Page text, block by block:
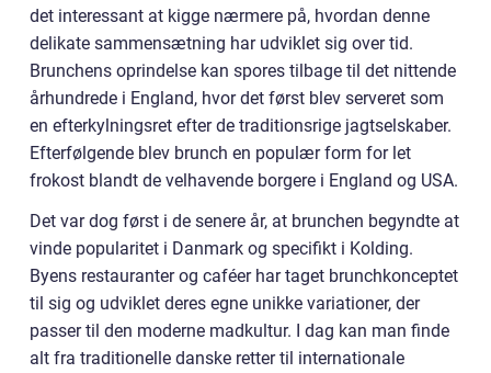
det interessant at kigge nærmere på, hvordan denne
delikate sammensætning har udviklet sig over tid.
Brunchens oprindelse kan spores tilbage til det nittende
århundrede i England, hvor det først blev serveret som
en efterkylningsret efter de traditionsrige jagtselskaber.
Efterfølgende blev brunch en populær form for let
frokost blandt de velhavende borgere i England og USA.
Det var dog først i de senere år, at brunchen begyndte at
vinde popularitet i Danmark og specifikt i Kolding.
Byens restauranter og caféer har taget brunchkonceptet
til sig og udviklet deres egne unikke variationer, der
passer til den moderne madkultur. I dag kan man finde
alt fra traditionelle danske retter til internationale